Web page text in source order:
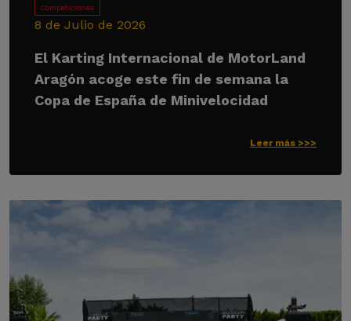
Competiciones
8 de Julio de 2026
El Karting Internacional de MotorLand
Aragón acoge este fin de semana la
Copa de España de Minivelocidad
Leer más >>>